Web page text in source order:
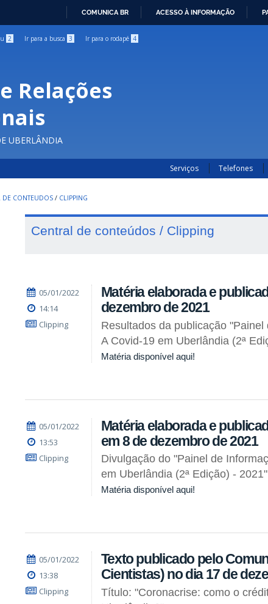
COMUNICA BR ACESSO À INFORMAÇÃO
2 Ir para a busca 3 Ir para o rodapé 4
Relações
UBERLÂNDIA
Serviços Telefones
DE CONTEUDOS / CLIPPING
Central de conteúdos / Clipping
05/01/2022
14:14
Clipping
Matéria elaborada e
dezembro de 2021
Resultados da publicação
A Covid-19 em Uberlândia (2ª
Matéria disponível aqui!
05/01/2022
13:53
Clipping
Matéria elaborada e
em 8 de dezembro de 2021
Divulgação do "Painel de
em Uberlândia (2ª Edição) - 2021"
Matéria disponível aqui!
05/01/2022
13:38
Clipping
Texto publicado pelo
Cientistas) no dia 17 de
Título: "Coronacrise: como o